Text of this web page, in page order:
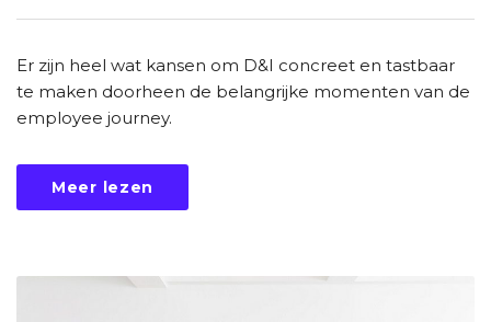
Er zijn heel wat kansen om D&I concreet en tastbaar
te maken doorheen de belangrijke momenten van de
employee journey.
Meer lezen